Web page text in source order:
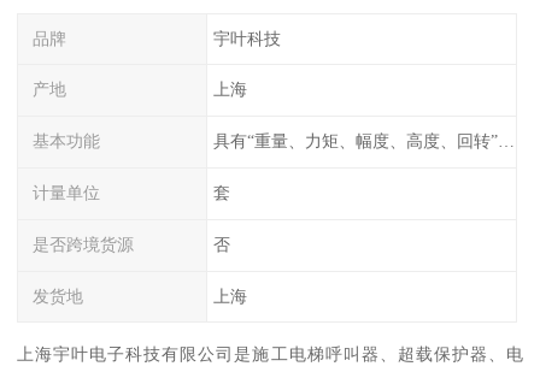
品牌 宇叶科技
产地 上海
基本功能 具有“重量、力矩、幅度、高度、回转”等参数的显示、记录、报警功
计量单位 套
是否跨境货源 否
发货地 上海
上海宇叶电子科技有限公司是施工电梯呼叫器、超载保护器、电